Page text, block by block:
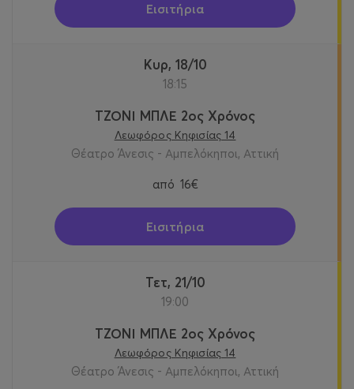
Εισιτήρια
Κυρ, 18/10
18:15
ΤΖΟΝΙ ΜΠΛΕ 2ος Χρόνος
Λεωφόρος Κηφισίας 14
Θέατρο Άνεσις - Αμπελόκηποι, Αττική
από 16€
Εισιτήρια
Τετ, 21/10
19:00
ΤΖΟΝΙ ΜΠΛΕ 2ος Χρόνος
Λεωφόρος Κηφισίας 14
Θέατρο Άνεσις - Αμπελόκηποι, Αττική